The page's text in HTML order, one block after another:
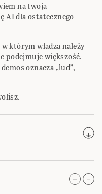
na twoja
AI dla ostatecznego
którym władza należy
podejmuje większość.
oznacza „lud”,